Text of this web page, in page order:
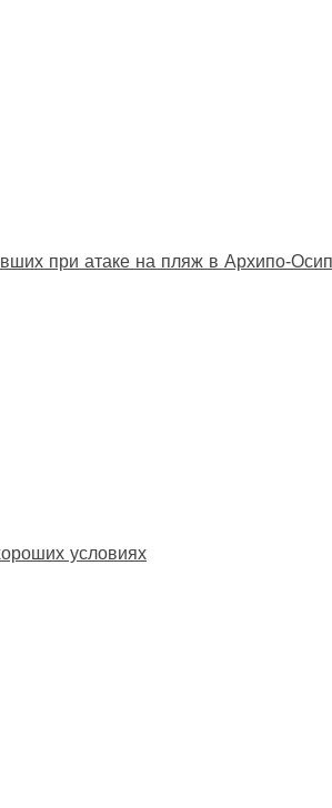
при атаке на пляж в
условиях